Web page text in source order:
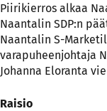
Piirikierros alkaa
Naantalin SDP:n
Naantalin S-
varapuheenjohtaja
Johanna Eloranta
Raisio